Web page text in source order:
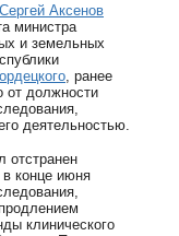
Сергей Аксенов
министра
и земельных
, ранее
от должности
деятельностью.
отстранен
конце июня
клинического